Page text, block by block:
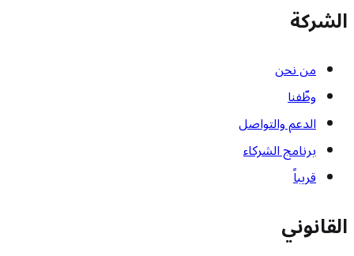
الشركة
من نحن
وظّفنا
الدعم والتواصل
برنامج الشركاء
قريباً
القانوني